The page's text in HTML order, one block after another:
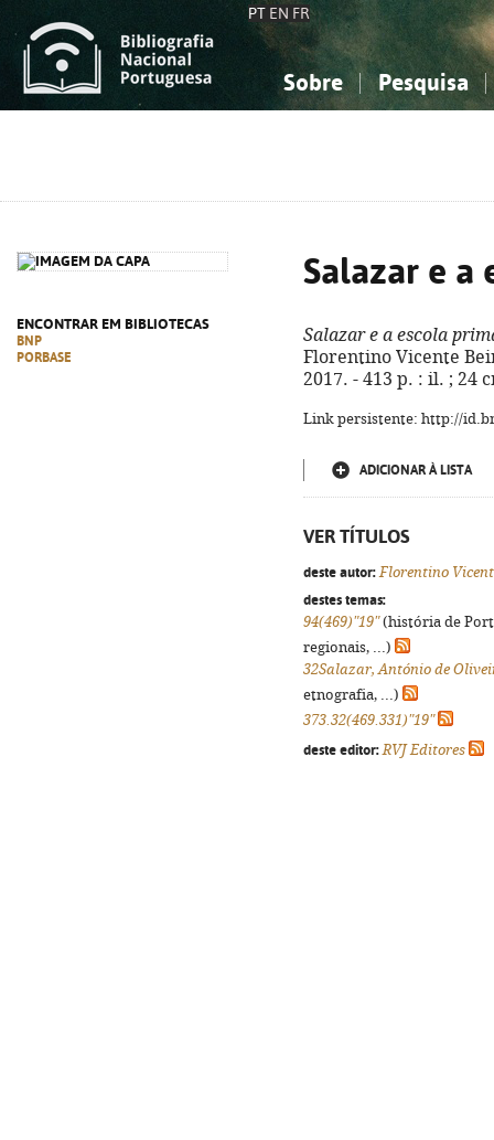
PT EN FR
Sobre Pesquisa
ENCONTRAR EM BIBLIOTECAS
BNP
PORBASE
Salazar e a
Salazar e a escola
Florentino Vicente
2017. - 413 p. : il. ; 24
Link persistente: http://
ADICIONAR À LISTA
VER TÍTULOS
deste autor: Florentino
destes temas:
94(469)"19"(história de
regionais, ...)
32Salazar, António de
etnografia, ...)
373.32(469.331)"19"
deste editor: RVJ Editores